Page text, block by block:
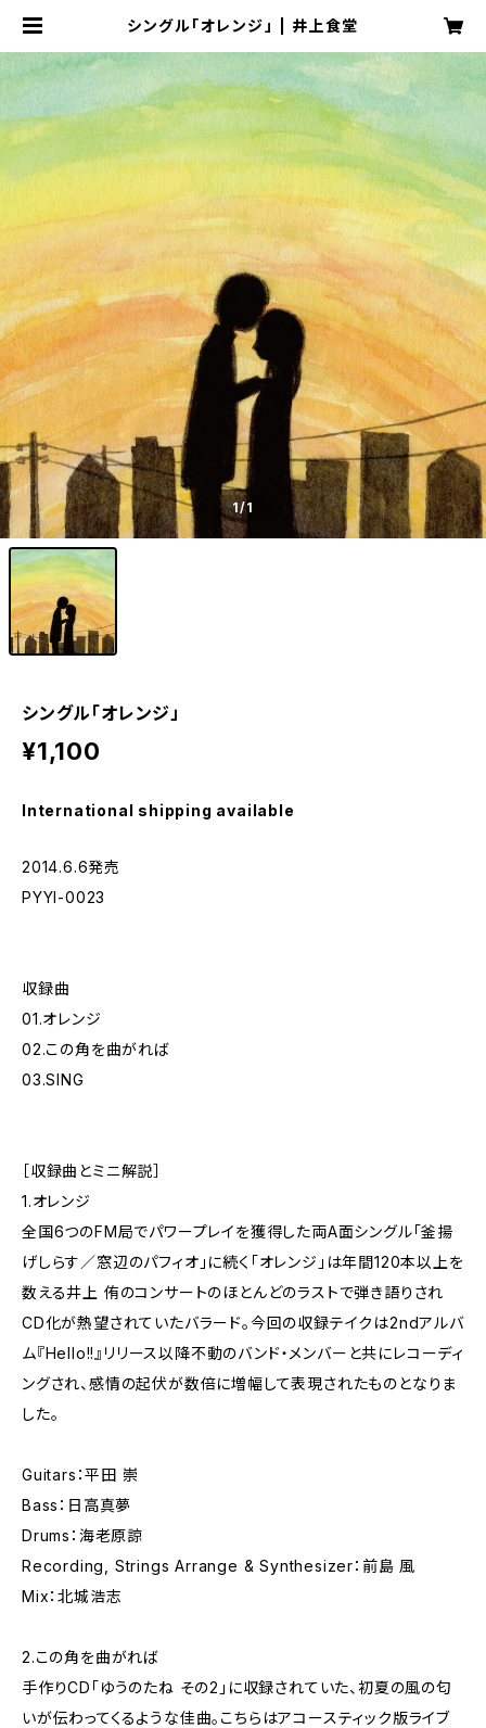
シングル「オレンジ」 | 井上食堂
1/1
シングル「オレンジ」
¥1,100
International shipping available
2014.6.6発売
PYYI-0023
収録曲
01.オレンジ
02.この角を曲がれば
03.SING
［収録曲とミニ解説］
1.オレンジ
全国6つのFM局でパワープレイを獲得した両A面シングル「釜揚
げしらす／窓辺のパフィオ」に続く「オレンジ」は年間120本以上を
数える井上 侑のコンサートのほとんどのラストで弾き語りされ
CD化が熱望されていたバラード。今回の収録テイクは2ndアルバ
ム『Hello!!』リリース以降不動のバンド・メンバーと共にレコーディ
ングされ、感情の起伏が数倍に増幅して表現されたものとなりま
した。
Guitars：平田 崇
Bass：日高真夢
Drums：海老原諒
Recording, Strings Arrange & Synthesizer：前島 風
Mix：北城浩志
2.この角を曲がれば
手作りCD「ゆうのたね その2」に収録されていた、初夏の風の匂
いが伝わってくるような佳曲。こちらはアコースティック版ライブ